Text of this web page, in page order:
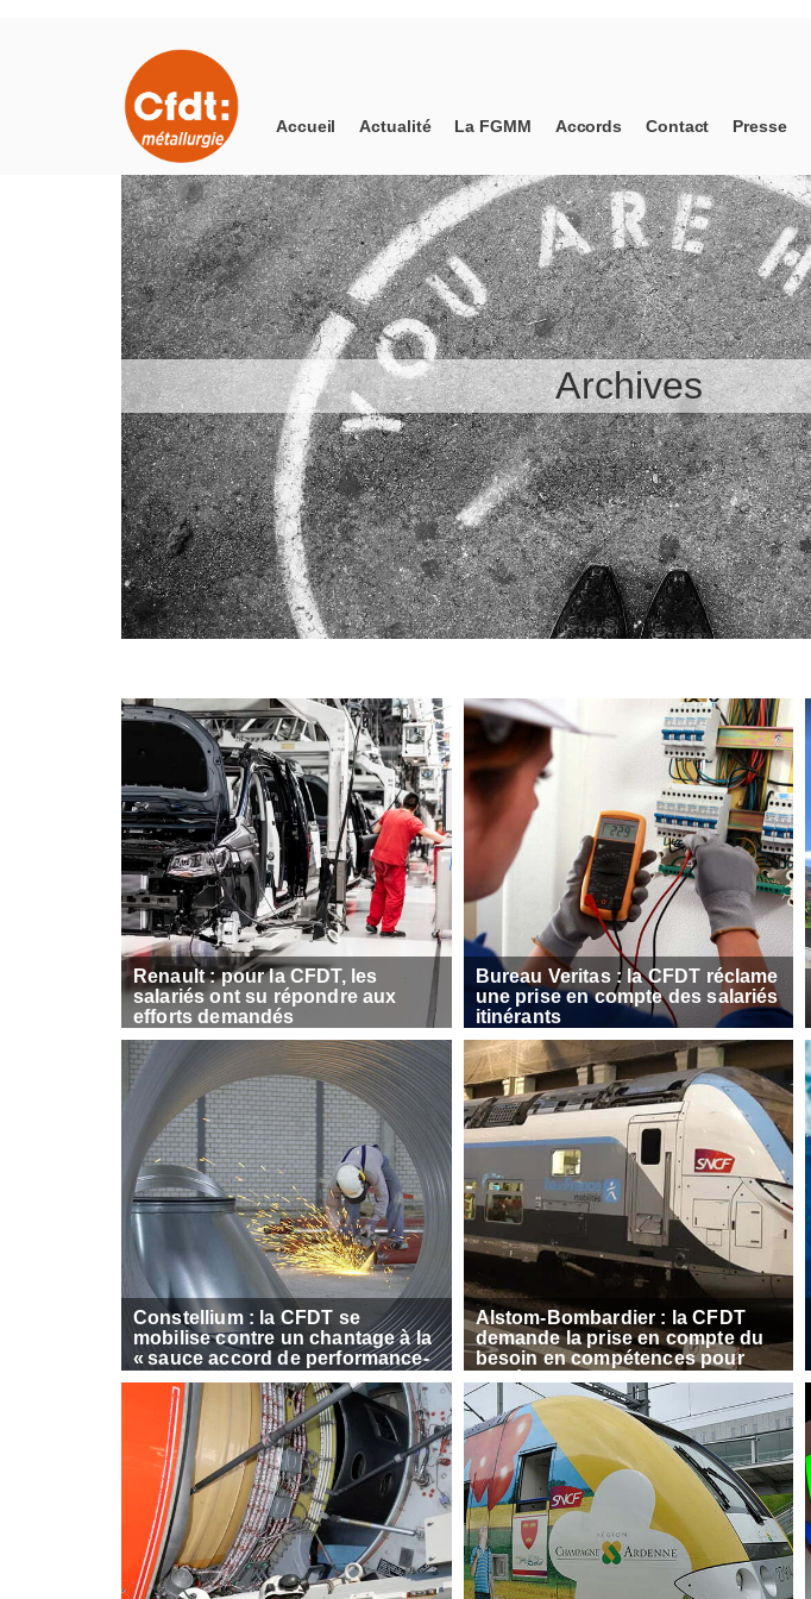
Accueil Actualité La FGMM Accords Contact Presse
Archives
Renault : pour la CFDT, les
salariés ont su répondre aux
efforts demandés
Bureau Veritas : la CFDT réclame
une prise en compte des salariés
itinérants
Constellium : la CFDT se
mobilise contre un chantage à la
« sauce accord de performance-
rupture conventionnelle
collective »
Alstom-Bombardier : la CFDT
demande la prise en compte du
besoin en compétences pour
l’après-crise